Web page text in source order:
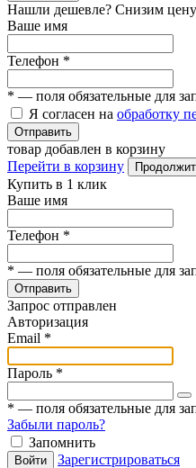
Нашли дешевле? Снизим цену
Ваше имя
Телефон *
* — поля обязательные для
Я согласен на обработку
Отправить
товар добавлен в корзину
Перейти в корзину
Купить в 1 клик
Ваше имя
Телефон *
* — поля обязательные для
Отправить
Запрос отправлен
Авторизация
Email *
Пароль *
* — поля обязательные для
Забыли пароль?
Запомнить
Войти
Зарегистрироваться